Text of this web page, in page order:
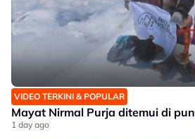
VIDEO TERKINI & POPULAR
Mayat Nirmal Purja ditemui di
1 day ago